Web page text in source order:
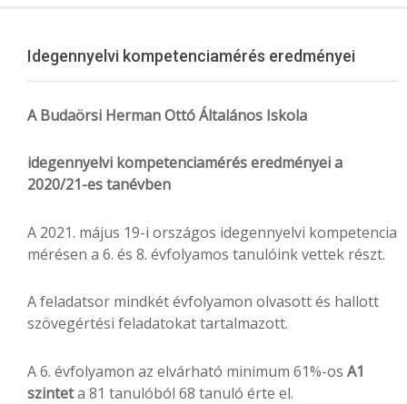
Idegennyelvi kompetenciamérés eredményei
A Budaörsi Herman Ottó Általános Iskola
idegennyelvi kompetenciamérés eredményei a
2020/21-es tanévben
A 2021. május 19-i országos idegennyelvi kompetencia
mérésen a 6. és 8. évfolyamos tanulóink vettek részt.
A feladatsor mindkét évfolyamon olvasott és hallott
szövegértési feladatokat tartalmazott.
A 6. évfolyamon az elvárható minimum 61%-os A1
szinteta 81 tanulóból 68 tanuló érte el.